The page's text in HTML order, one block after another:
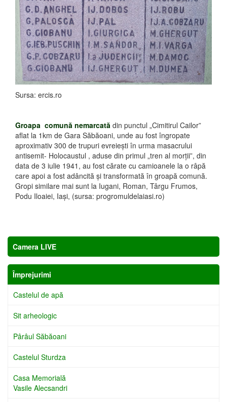
Sursa: ercis.ro
Groapa comună nemarcată din punctul „Cimitirul Cailor”
aflat la 1km de Gara Săbăoani, unde au fost îngropate
aproximativ 300 de trupuri evreieşti în urma masacrului
antisemit- Holocaustul , aduse din primul „tren al morţii”, din
data de 3 iulie 1941, au fost cărate cu camioanele la o râpă
care apoi a fost adâncită şi transformată în groapă comună.
Gropi similare mai sunt la Iugani, Roman, Târgu Frumos,
Podu Iloaiei, Iaşi, (sursa: progromuldelaiasi.ro)
Camera LIVE
Împrejurimi
Castelul de apă
Sit arheologic
Pârâul Săbăoani
Castelul Sturdza
Casa Memorială
Vasile Alecsandri